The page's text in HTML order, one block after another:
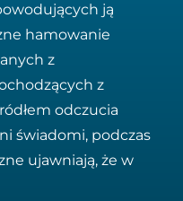
ją
hamowanie
z
z
odczucia
świadomi, podczas
ujawniają, że w